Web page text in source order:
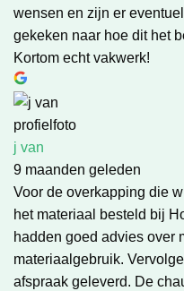
wensen en zijn er
gekeken naar hoe dit het
Kortom echt vakwerk!
j van
9 maanden geleden
Voor de overkapping die
het materiaal besteld bij
hadden goed advies over
materiaalgebruik.
afspraak geleverd. De